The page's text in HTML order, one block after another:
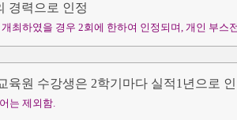
경력으로 인정
최하였을 경우 2회에 한하여 인정되며, 개인 부스
육원 수강생은 2학기마다 실적1년으로
는 제외함.